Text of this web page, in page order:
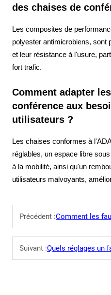
des chaises de
Les composites de
polyester antimicrobiens, sont
et leur résistance à l'usure,
fort trafic.
Comment adapter
conférence aux
utilisateurs ?
Les chaises conformes à
réglables, un espace libre
à la mobilité, ainsi qu'un
utilisateurs malvoyants,
Précédent :Comment les fauteuils de bureau
Suivant :Quels réglages un fauteuil de bureau